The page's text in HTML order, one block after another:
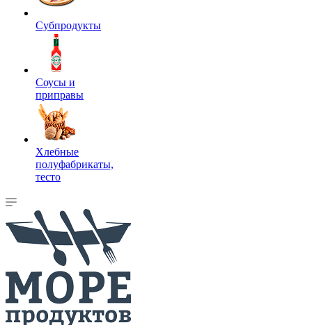
Субпродукты
Соусы и
приправы
Хлебные
полуфабрикаты,
тесто